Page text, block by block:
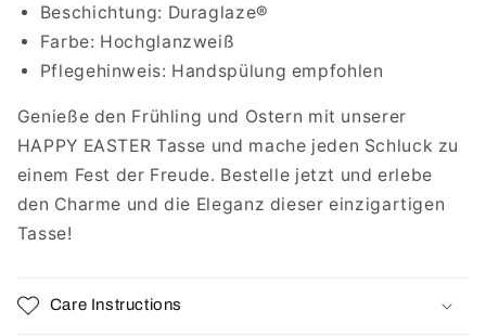
Beschichtung: Duraglaze®
Farbe: Hochglanzweiß
Pflegehinweis: Handspülung empfohlen
Genieße den Frühling und Ostern mit unserer
HAPPY EASTER Tasse und mache jeden Schluck zu
einem Fest der Freude. Bestelle jetzt und erlebe
den Charme und die Eleganz dieser einzigartigen
Tasse!
Care Instructions